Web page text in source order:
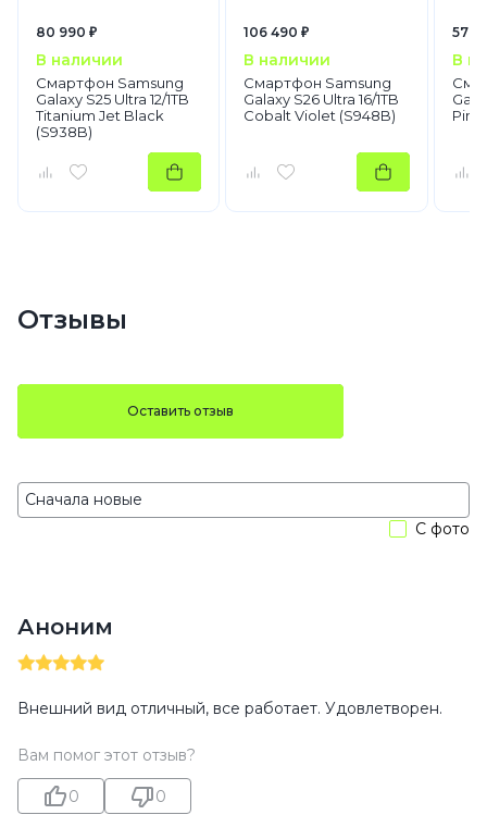
80 990 ₽
В наличии
Смартфон Samsung
Galaxy S25 Ultra 12/1TB
Titanium Jet Black
(S938B)
106 490 ₽
В наличии
Смартфон Samsung
Galaxy S26 Ultra 16/1TB
Cobalt Violet (S948B)
57
В
Pink
Отзывы
Оставить отзыв
С фото
Аноним
Внешний вид отличный, все работает. Удовлетворен.
Вам помог этот отзыв?
0 0